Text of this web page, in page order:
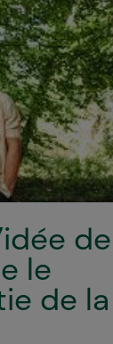
de
le
de la